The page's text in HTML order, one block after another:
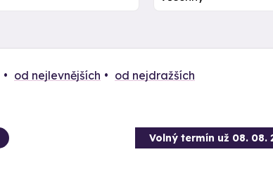
od nejlevnějších od nejdražších
Volný termín už 08. 08.